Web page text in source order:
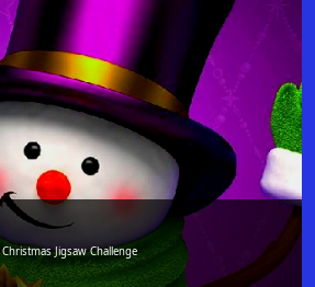
Christmas Jigsaw Challenge